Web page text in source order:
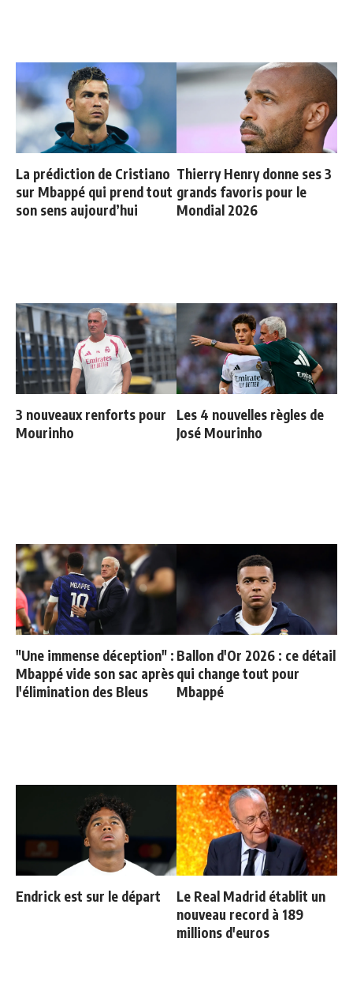
La prédiction de Cristiano
sur Mbappé qui prend tout
son sens aujourd’hui
Thierry Henry donne ses 3
grands favoris pour le
Mondial 2026
3 nouveaux renforts pour
Mourinho
Les 4 nouvelles règles de
José Mourinho
"Une immense déception" :
Mbappé vide son sac après
l'élimination des Bleus
Ballon d'Or 2026 : ce détail
qui change tout pour
Mbappé
Endrick est sur le départ
Le Real Madrid établit un
nouveau record à 189
millions d'euros